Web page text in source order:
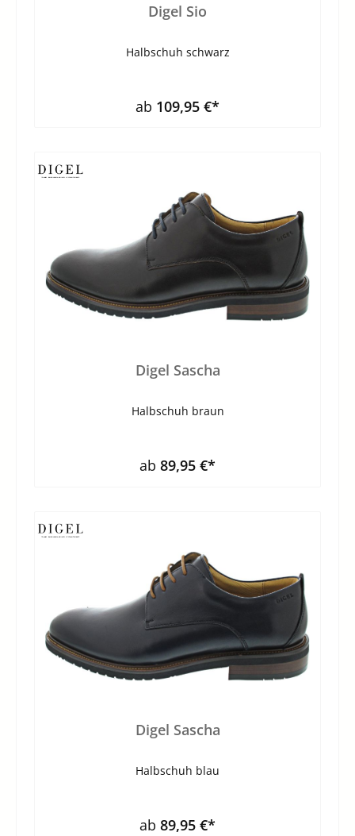
Digel Sio
Halbschuh schwarz
ab 109,95 €*
Digel Sascha
Halbschuh braun
ab 89,95 €*
Digel Sascha
Halbschuh blau
ab 89,95 €*